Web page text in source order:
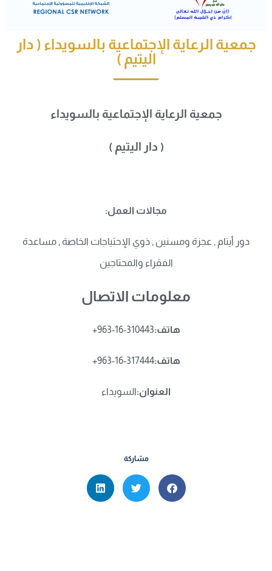
جمعية الرعاية الإجتماعية بالسويداء ( دار
اليتيم )
جمعية الرعاية الإجتماعية بالسويداء
( دار اليتيم )
مجالات العمل:
دور أيتام , عجزة ومسنين , ذوي الإحتياجات الخاصة , مساعدة
الفقراء والمحتاجين
معلومات الاتصال
هاتف:+963-16-310443
هاتف:+963-16-317444
العنوان:السويداء
مشاركة